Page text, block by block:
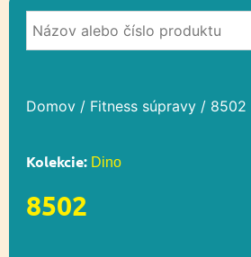
Domov / Fitness súpravy / 8502
Kolekcie: Dino
8502